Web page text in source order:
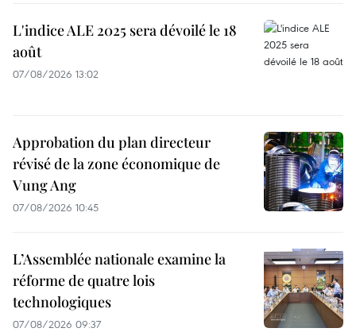
L'indice ALE 2025 sera dévoilé le 18
août
07/08/2026 13:02
Approbation du plan directeur
révisé de la zone économique de
Vung Ang
07/08/2026 10:45
L’Assemblée nationale examine la
réforme de quatre lois
technologiques
07/08/2026 09:37